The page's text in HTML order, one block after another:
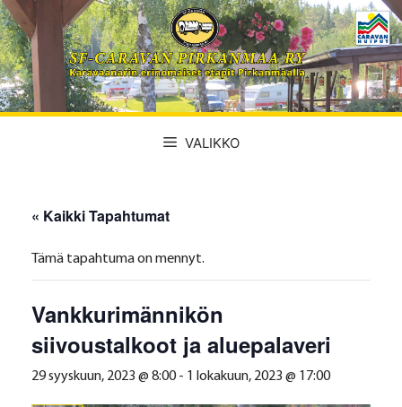
Siirry
sisältöön
VALIKKO
« Kaikki Tapahtumat
Tämä tapahtuma on mennyt.
Vankkurimännikön
siivoustalkoot ja aluepalaveri
29 syyskuun, 2023 @ 8:00- 1 lokakuun, 2023 @ 17:00